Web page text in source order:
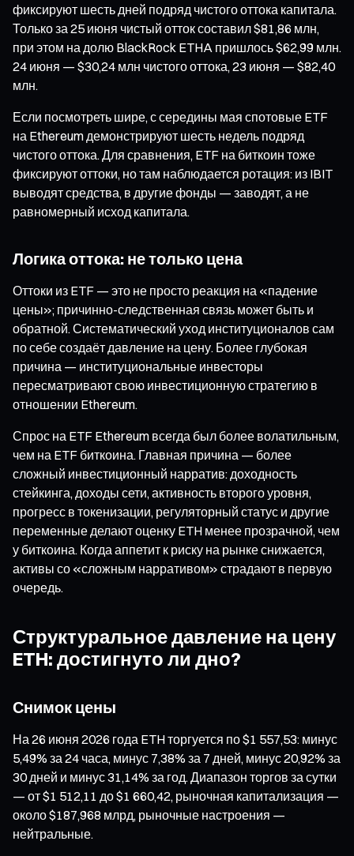
фиксируют шесть дней подряд чистого оттока капитала.
Только за 25 июня чистый отток составил $81,86 млн,
при этом на долю BlackRock ETHA пришлось $62,99 млн.
24 июня — $30,24 млн чистого оттока, 23 июня — $82,40
млн.
Если посмотреть шире, с середины мая спотовые ETF
на Ethereum демонстрируют шесть недель подряд
чистого оттока. Для сравнения, ETF на биткоин тоже
фиксируют оттоки, но там наблюдается ротация: из IBIT
выводят средства, в другие фонды — заводят, а не
равномерный исход капитала.
Логика оттока: не только цена
Оттоки из ETF — это не просто реакция на «падение
цены»; причинно-следственная связь может быть и
обратной. Систематический уход институционалов сам
по себе создаёт давление на цену. Более глубокая
причина — институциональные инвесторы
пересматривают свою инвестиционную стратегию в
отношении Ethereum.
Спрос на ETF Ethereum всегда был более волатильным,
чем на ETF биткоина. Главная причина — более
сложный инвестиционный нарратив: доходность
стейкинга, доходы сети, активность второго уровня,
прогресс в токенизации, регуляторный статус и другие
переменные делают оценку ETH менее прозрачной, чем
у биткоина. Когда аппетит к риску на рынке снижается,
активы со «сложным нарративом» страдают в первую
очередь.
Структуральное давление на цену
ETH: достигнуто ли дно?
Снимок цены
На 26 июня 2026 года ETH торгуется по $1 557,53: минус
5,49% за 24 часа, минус 7,38% за 7 дней, минус 20,92% за
30 дней и минус 31,14% за год. Диапазон торгов за сутки
— от $1 512,11 до $1 660,42, рыночная капитализация —
около $187,968 млрд, рыночные настроения —
нейтральные.